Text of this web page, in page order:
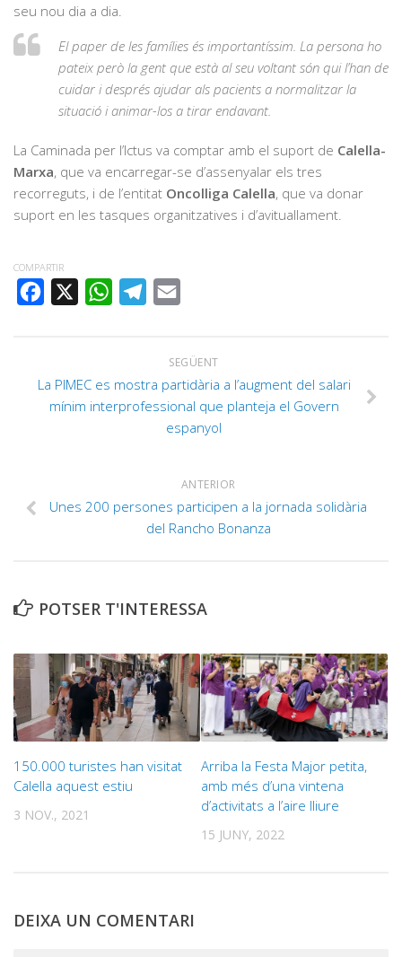
seu nou dia a dia.
El paper de les famílies és importantíssim. La persona ho
pateix però la gent que està al seu voltant són qui l’han de
cuidar i després ajudar als pacients a normalitzar la
situació i animar-los a tirar endavant.
La Caminada per l’Ictus va comptar amb el suport de Calella-
Marxa, que va encarregar-se d’assenyalar els tres
recorreguts, i de l’entitat Oncolliga Calella, que va donar
suport en les tasques organitzatives i d’avituallament.
COMPARTIR
FACEBOOK
WHATSAPPTELEGRAM
SEGÜENT
La PIMEC es mostra partidària a l’augment del salari
mínim interprofessional que planteja el Govern
espanyol
ANTERIOR
Unes 200 persones participen a la jornada solidària
del Rancho Bonanza
POTSER T'INTERESSA
150.000 turistes han visitat
Calella aquest estiu
3 NOV., 2021
Arriba la Festa Major petita,
amb més d’una vintena
d’activitats a l’aire lliure
15 JUNY, 2022
DEIXA UN COMENTARI